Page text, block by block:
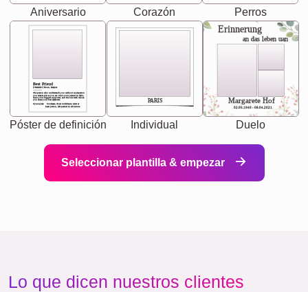
Aniversario Corazón Perros
Best Friend
[<NAME>] Noun, feminie
Synonyms: Soulmate, closet confidante, sister at
heart person, life partner in adventure.
The person who understands you without explanation
you accepts just as you are. She's your partner in life's,
chaos your biggest supporter, and the one with whom
you share your best memories.
Póster de definición
PARIS
Individual
Erinnerung
an das leben uan
Margarete Hof
02.05.1940 - 08.04.2021
Duelo
Seleccionar plantilla & empezar
Lo que dicen nuestros clientes